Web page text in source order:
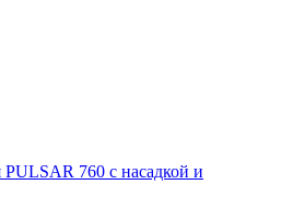
760 с насадкой и